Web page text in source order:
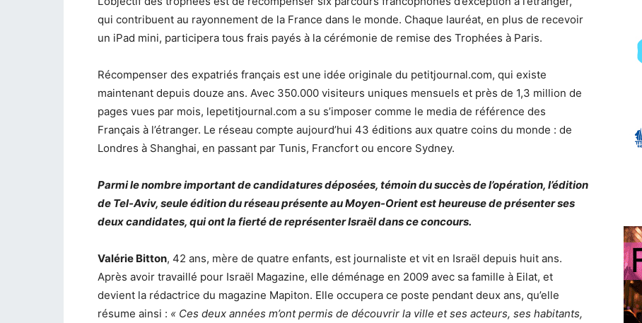
qui contribuent au rayonnement de la France dans le monde. Chaque lauréat, en plus de recevoir
un iPad mini, participera tous frais payés à la cérémonie de remise des Trophées à Paris.
Récompenser des expatriés français est une idée originale du petitjournal.com, qui existe
maintenant depuis douze ans. Avec 350.000 visiteurs uniques mensuels et près de 1,3 million de
pages vues par mois, lepetitjournal.com a su s’imposer comme le media de référence des
Français à l’étranger. Le réseau compte aujourd’hui 43 éditions aux quatre coins du monde : de
Londres à Shanghai, en passant par Tunis, Francfort ou encore Sydney.
Parmi le nombre important de candidatures déposées, témoin du succès de l’opération, l’édition
de Tel-Aviv, seule édition du réseau présente au Moyen-Orient est heureuse de présenter ses
deux candidates, qui ont la fierté de représenter Israël dans ce concours.
Valérie Bitton, 42 ans, mère de quatre enfants, est journaliste et vit en Israël depuis huit ans.
Après avoir travaillé pour Israël Magazine, elle déménage en 2009 avec sa famille à Eilat, et
devient la rédactrice du magazine Mapiton. Elle occupera ce poste pendant deux ans, qu’elle
résume ainsi : « Ces deux années m’ont permis de découvrir la ville et ses acteurs, ses habitants,